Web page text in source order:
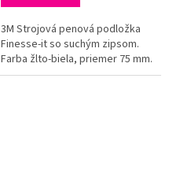
3M Strojová penová podložka
Finesse-it so suchým zipsom.
Farba žlto-biela, priemer 75 mm.